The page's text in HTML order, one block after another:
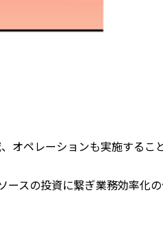
オペレーションも実施するこ
スの投資に繋ぎ業務効率化